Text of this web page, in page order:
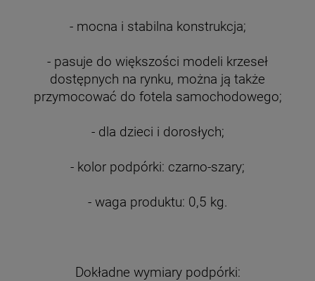
- mocna i stabilna konstrukcja;
- pasuje do większości modeli krzeseł
dostępnych na rynku, można ją także
przymocować do fotela samochodowego;
- dla dzieci i dorosłych;
- kolor podpórki: czarno-szary;
- waga produktu: 0,5 kg.
Dokładne wymiary podpórki: